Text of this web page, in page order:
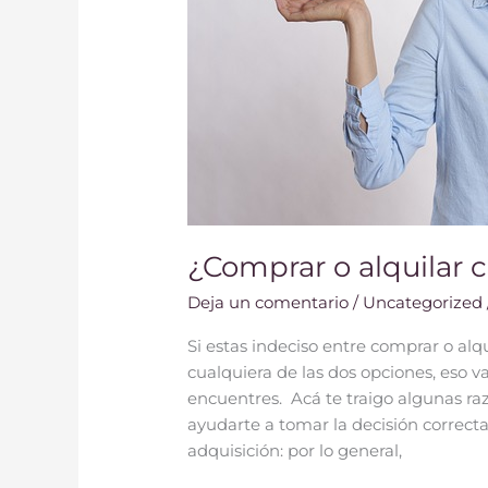
¿Comprar o alquilar
Deja un comentario / Uncategorized
Si estas indeciso entre comprar o
cualquiera de las dos opciones, eso
encuentres. Acá te traigo algunas
ayudarte a tomar la decisión
adquisición: por lo general,